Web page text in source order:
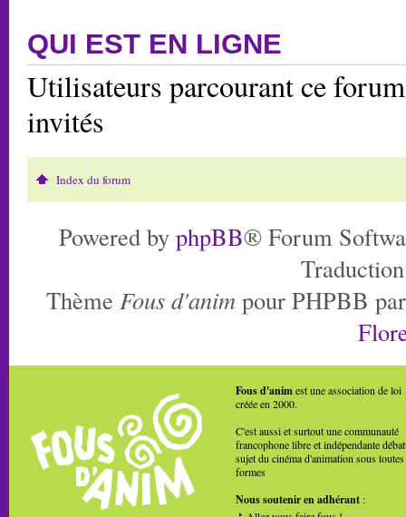
QUI EST EN LIGNE
Utilisateurs parcourant ce
invités
Index du forum
Powered by phpBB® Forum
Thème Fous d'anim pour PHPBB
Fous d'animest une association de loi
créée en 2000.
C'est aussi et surtout une communauté
francophone libre et indépendante
sujet du cinéma d'animation sous toutes
formes
Nous soutenir en adhérant :